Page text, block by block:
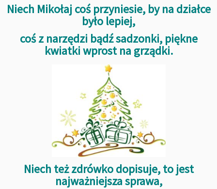
Niech Mikołaj coś przyniesie, by na działce
było lepiej,
coś z narzędzi bądź sadzonki, piękne
kwiatki wprost na grządki.
Niech też zdrówko dopisuje, to jest
najważniejsza sprawa,